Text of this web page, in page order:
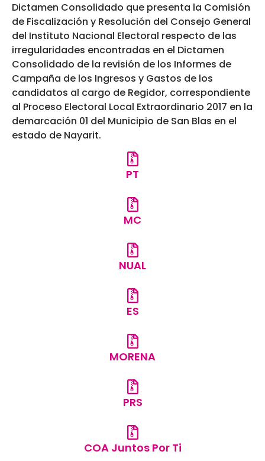
Dictamen Consolidado que presenta la Comisión
de Fiscalización y Resolución del Consejo General
del Instituto Nacional Electoral respecto de las
irregularidades encontradas en el Dictamen
Consolidado de la revisión de los Informes de
Campaña de los Ingresos y Gastos de los
candidatos al cargo de Regidor, correspondiente
al Proceso Electoral Local Extraordinario 2017 en la
demarcación 01 del Municipio de San Blas en el
estado de Nayarit.
PT
MC
NUAL
ES
MORENA
PRS
COA Juntos Por Ti